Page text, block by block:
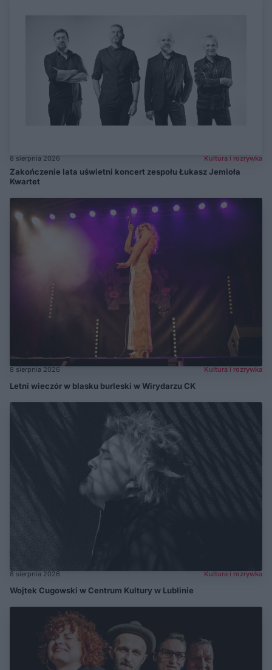
8 sierpnia 2026 Kultura i rozrywka
Zakończenie lata uświetni koncert zespołu Łukasz Jemioła
Kwartet
8 sierpnia 2026 Kultura i rozrywka
Letni wieczór w blasku burleski w Wirydarzu CK
8 sierpnia 2026 Kultura i rozrywka
Wojtek Cugowski w Centrum Kultury w Lublinie